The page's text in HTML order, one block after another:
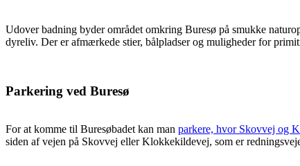
Udover badning byder området omkring Buresø på smukke
dyreliv. Der er afmærkede stier, bålpladser og muligheder for
Parkering ved Buresø
For at komme til Buresøbadet kan man parkere, hvor Skovvej og
siden af vejen på Skovvej eller Klokkekildevej, som er